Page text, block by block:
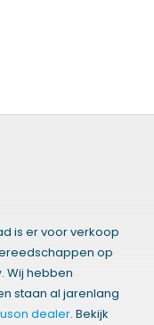
is er voor verkoop
op
Wij hebben
staan al jarenlang
dealer. Bekijk